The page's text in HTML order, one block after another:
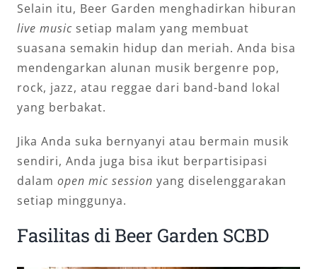
Selain itu, Beer Garden menghadirkan hiburan
live musicsetiap malam yang membuat
suasana semakin hidup dan meriah. Anda bisa
mendengarkan alunan musik bergenre pop,
rock, jazz, atau reggae dari band-band lokal
yang berbakat.
Jika Anda suka bernyanyi atau bermain musik
sendiri, Anda juga bisa ikut berpartisipasi
dalam open mic session yang diselenggarakan
setiap minggunya.
Fasilitas di Beer Garden SCBD